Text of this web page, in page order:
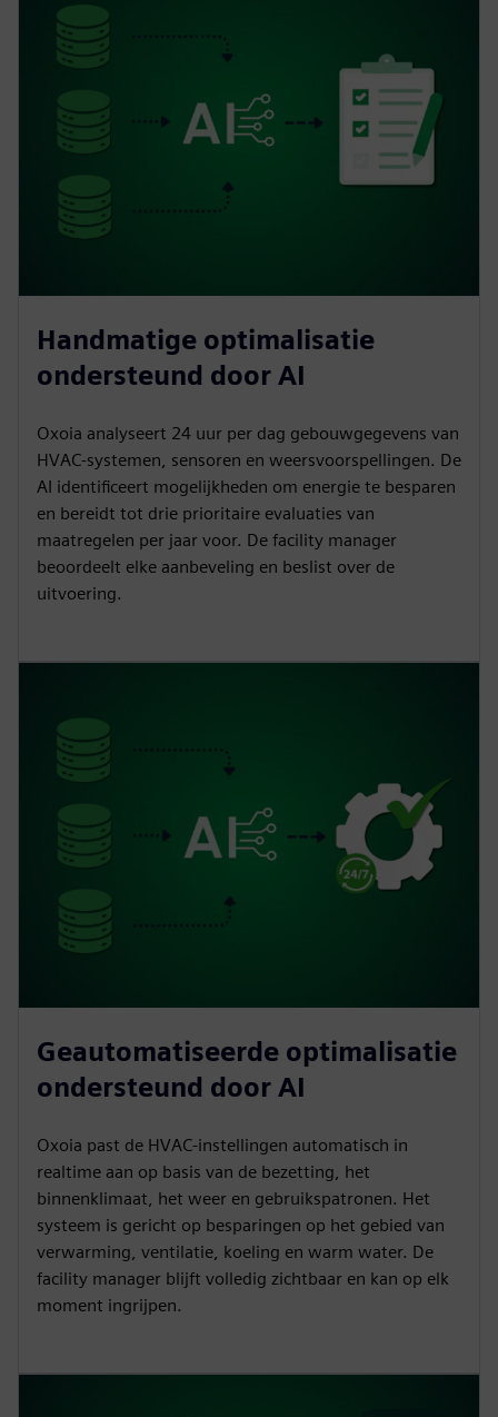
Handmatige optimalisatie
ondersteund door AI
Oxoia analyseert 24 uur per dag gebouwgegevens van
HVAC-systemen, sensoren en weersvoorspellingen. De
AI identificeert mogelijkheden om energie te besparen
en bereidt tot drie prioritaire evaluaties van
maatregelen per jaar voor. De facility manager
beoordeelt elke aanbeveling en beslist over de
uitvoering.
Geautomatiseerde optimalisatie
ondersteund door AI
Oxoia past de HVAC-instellingen automatisch in
realtime aan op basis van de bezetting, het
binnenklimaat, het weer en gebruikspatronen. Het
systeem is gericht op besparingen op het gebied van
verwarming, ventilatie, koeling en warm water. De
facility manager blijft volledig zichtbaar en kan op elk
moment ingrijpen.